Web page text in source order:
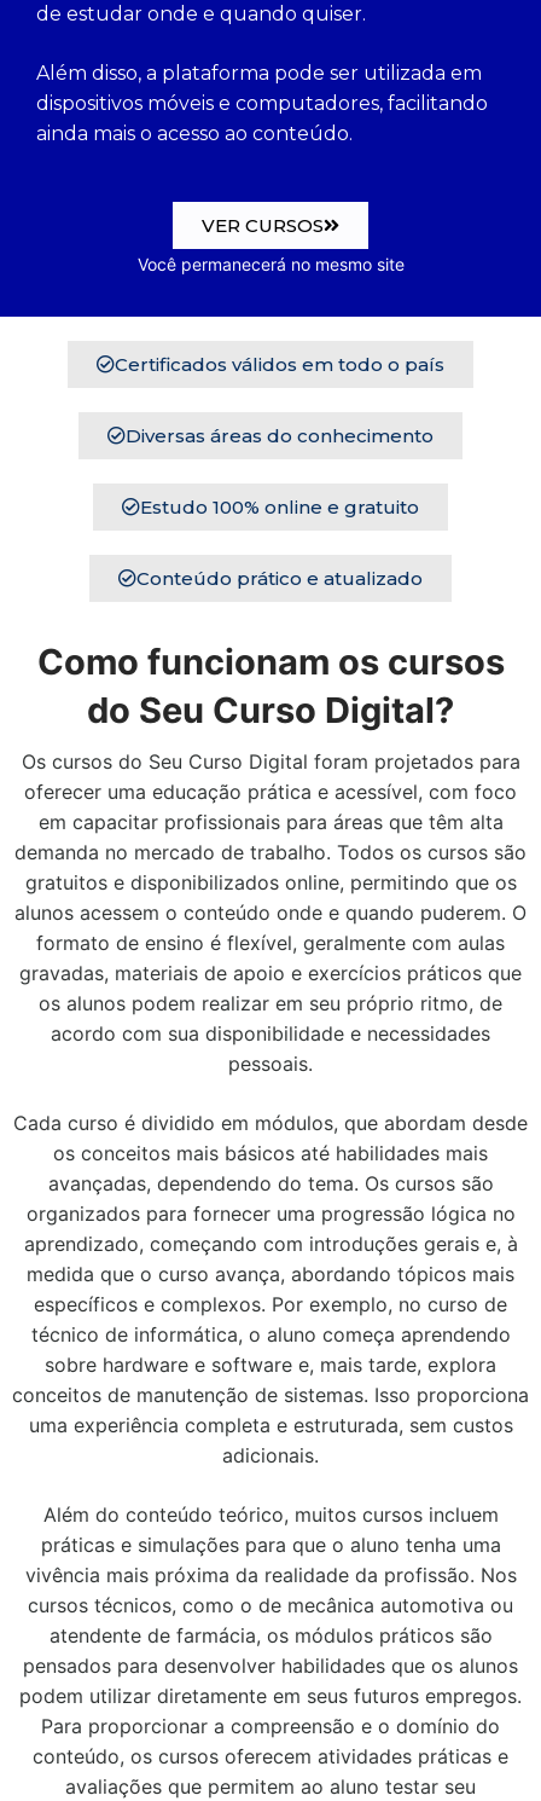
de estudar onde e quando quiser.
Além disso, a plataforma pode ser utilizada em
dispositivos móveis e computadores, facilitando
ainda mais o acesso ao conteúdo.
VER CURSOS
Você permanecerá no mesmo site
Certificados válidos em todo o país
Diversas áreas do conhecimento
Estudo 100% online e gratuito
Conteúdo prático e atualizado
Como funcionam os cursos
do Seu Curso Digital?
Os cursos do Seu Curso Digital foram projetados para
oferecer uma educação prática e acessível, com foco
em capacitar profissionais para áreas que têm alta
demanda no mercado de trabalho. Todos os cursos são
gratuitos e disponibilizados online, permitindo que os
alunos acessem o conteúdo onde e quando puderem. O
formato de ensino é flexível, geralmente com aulas
gravadas, materiais de apoio e exercícios práticos que
os alunos podem realizar em seu próprio ritmo, de
acordo com sua disponibilidade e necessidades
pessoais.
Cada curso é dividido em módulos, que abordam desde
os conceitos mais básicos até habilidades mais
avançadas, dependendo do tema. Os cursos são
organizados para fornecer uma progressão lógica no
aprendizado, começando com introduções gerais e, à
medida que o curso avança, abordando tópicos mais
específicos e complexos. Por exemplo, no curso de
técnico de informática, o aluno começa aprendendo
sobre hardware e software e, mais tarde, explora
conceitos de manutenção de sistemas. Isso proporciona
uma experiência completa e estruturada, sem custos
adicionais.
Além do conteúdo teórico, muitos cursos incluem
práticas e simulações para que o aluno tenha uma
vivência mais próxima da realidade da profissão. Nos
cursos técnicos, como o de mecânica automotiva ou
atendente de farmácia, os módulos práticos são
pensados para desenvolver habilidades que os alunos
podem utilizar diretamente em seus futuros empregos.
Para proporcionar a compreensão e o domínio do
conteúdo, os cursos oferecem atividades práticas e
avaliações que permitem ao aluno testar seu